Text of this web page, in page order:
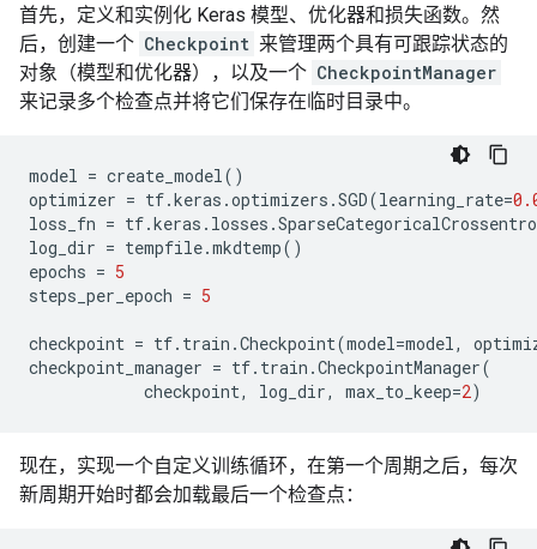
首先，定义和实例化 Keras 模型、优化器和损失函数。然
后，创建一个 Checkpoint 来管理两个具有可跟踪状态的
对象（模型和优化器），以及一个 CheckpointManager
来记录多个检查点并将它们保存在临时目录中。
model = create_model()
optimizer = tf.keras .optimizers .SGD(learning_rate=
loss_fn = tf.keras . losses .
log_dir = tempfile.mkdtemp()
epochs = 5
steps_per_epoch = 5
checkpoint = tf. train .Checkpoint(model=model,
checkpoint_manager = tf. train .CheckpointManager(
checkpoint, log_dir, max_to_keep=2)
现在，实现一个自定义训练循环，在第一个周期之后，每次
新周期开始时都会加载最后一个检查点：